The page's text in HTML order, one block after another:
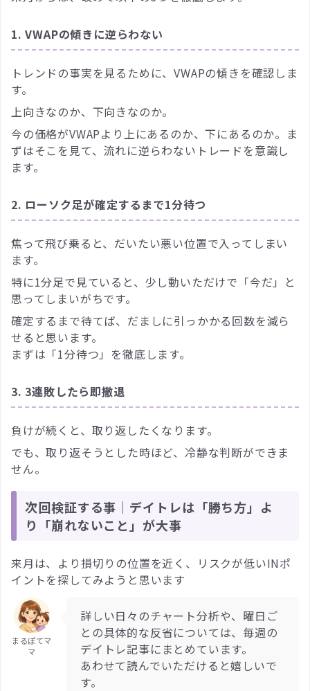
1. VWAPの傾きに逆らわない
トレンドの事実を見るために、VWAPの傾きを確認しま
す。
上向きなのか、下向きなのか。
今の価格がVWAPより上にあるのか、下にあるのか。ま
ずはそこを見て、流れに逆らわないトレードを意識し
ます。
2. ローソク足が確定するまで1分待つ
焦って飛び乗ると、だいたい悪い位置で入ってしまい
ます。
特に1分足で見ていると、少し動いただけで「今だ」と
思ってしまいがちです。
確定するまで待てば、だましに引っかかる回数を減ら
せると思います。
まずは「1分待つ」を徹底します。
3. 3連敗したら即撤退
負けが続くと、取り返したくなります。
でも、取り返そうとした時ほど、冷静な判断ができま
せん。
次回検証する事｜デイトレは「勝ち方」よ
り「崩れないこと」が大事
来月は、より損切りの位置を近く、リスクが低いINポ
イントを探してみようと思います
まるぽてマ
マ
詳しい日々のチャート分析や、曜日ご
との具体的な反省については、毎週の
デイトレ記事にまとめています。
あわせて読んでいただけると嬉しいで
す。